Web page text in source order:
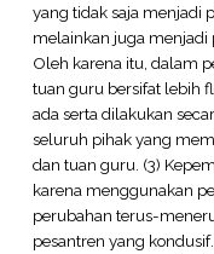
yang tidak saja menjadi
melainkan juga menjadi
Oleh karena itu, dalam
tuan guru bersifat lebih
ada serta dilakukan
seluruh pihak yang
dan tuan guru. (3)
karena menggunakan
perubahan terus-
pesantren yang